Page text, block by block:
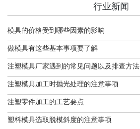
行业新闻
模具的价格受到哪些因素的影响
做模具有这些基本事项要了解
注塑模具厂家遇到的常见问题以及排查方法
注塑模具加工时抛光处理的注意事项
注塑零件加工的工艺要点
塑料模具选取脱模斜度的注意事项